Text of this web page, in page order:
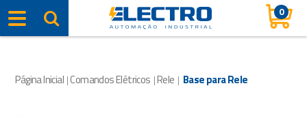
0
Página Inicial | Comandos Elétricos |Rele | Base para Rele